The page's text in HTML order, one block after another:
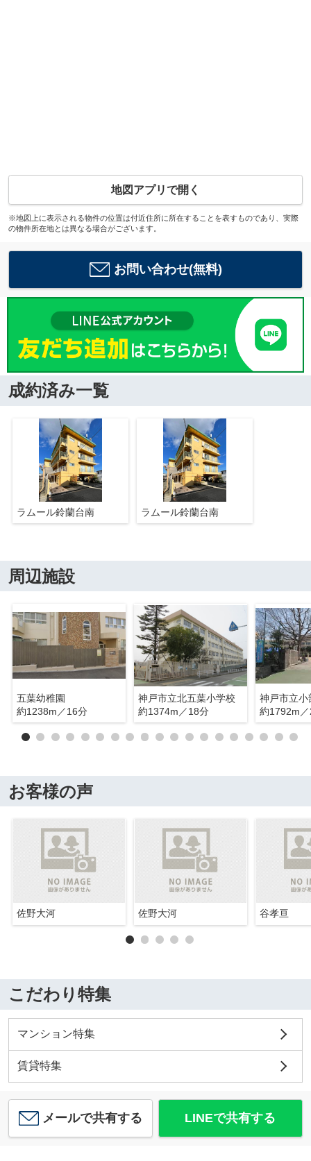
地図アプリで開く
※地図上に表示される物件の位置は付近住所に所在することを表すものであり、実際
の物件所在地とは異なる場合がございます。
お問い合わせ(無料)
成約済み一覧
ラムール鈴蘭台南 ラムール鈴蘭台南
周辺施設
五葉幼稚園
約1238m／16分
神戸市立北五葉小学校
約1374m／18分
神戸市立小
約1792m
お客様の声
佐野大河 佐野大河 谷孝亘
こだわり特集
マンション特集
賃貸特集
メールで共有する LINEで共有する